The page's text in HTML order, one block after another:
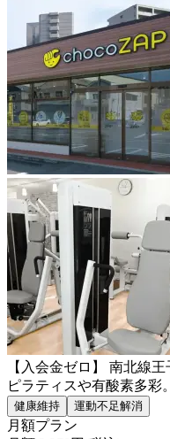
【入会金ゼロ】 南北線
ピラティスや有酸素多彩
健康維持 運動不足解消
月額プラン